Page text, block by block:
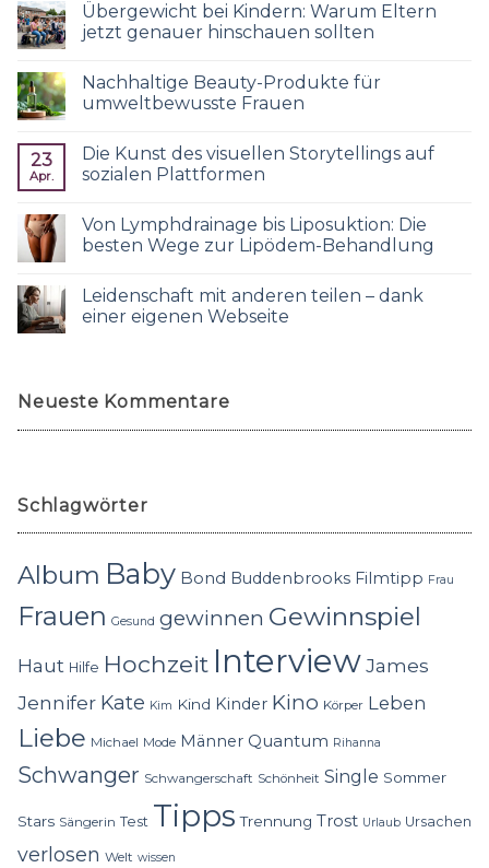
Übergewicht bei Kindern: Warum Eltern
jetzt genauer hinschauen sollten
Nachhaltige Beauty-Produkte für
umweltbewusste Frauen
23
Apr.
Die Kunst des visuellen Storytellings auf
sozialen Plattformen
Von Lymphdrainage bis Liposuktion: Die
besten Wege zur Lipödem-Behandlung
Leidenschaft mit anderen teilen – dank
einer eigenen Webseite
Neueste Kommentare
Schlagwörter
Album Baby Bond Buddenbrooks Filmtipp Frau
Frauen Gesund gewinnen Gewinnspiel
Haut Hilfe Hochzeit InterviewJames
Jennifer Kate Kim Kind Kinder Kino Körper Leben
Liebe Michael Mode Männer Quantum Rihanna
Schwanger Schwangerschaft Schönheit Single Sommer
Stars Sängerin Test Tipps Trennung Trost Urlaub Ursachen
verlosen Welt wissen